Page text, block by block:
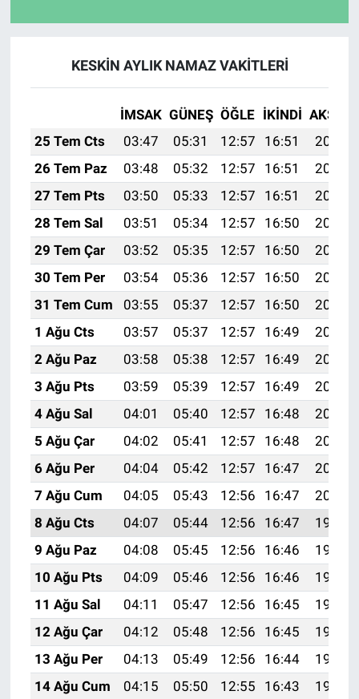
KESKİN AYLIK NAMAZ VAKITLERI
İMSAK GÜNEŞ ÖĞLE İKINDI AKŞAM
25 Tem Cts
03:47 05:31 12:57 16:51
20:13
26 Tem Paz
03:48 05:32 12:57 16:51
20:12
27 Tem Pts
03:50 05:33 12:57 16:51
20:11
28 Tem Sal
03:51 05:34 12:57 16:50
20:10
29 Tem Çar
03:52 05:35 12:57 16:50
20:09
30 Tem Per
03:54 05:36 12:57 16:50
20:08
31 Tem Cum
03:55 05:37 12:57 16:50
20:08
1 Ağu Cts
03:57 05:37 12:57 16:49
20:06
2 Ağu Paz
03:58 05:38 12:57 16:49
20:05
3 Ağu Pts
03:59 05:39 12:57 16:49
20:04
4 Ağu Sal
04:01 05:40 12:57 16:48
20:03
5 Ağu Çar
04:02 05:41 12:57 16:48
20:02
6 Ağu Per
04:04 05:42 12:57 16:47
20:01
7 Ağu Cum
04:05 05:43 12:56 16:47
20:00
8 Ağu Cts
04:07 05:44 12:56 16:47
19:59
9 Ağu Paz
04:08 05:45 12:56 16:46
19:58
10 Ağu Pts
04:09 05:46 12:56 16:46
19:56
11 Ağu Sal
04:11 05:47 12:56 16:45
19:55
12 Ağu Çar
04:12 05:48 12:56 16:45
19:54
13 Ağu Per
04:13 05:49 12:56 16:44
19:53
14 Ağu Cum
04:15 05:50 12:55 16:43
19:51